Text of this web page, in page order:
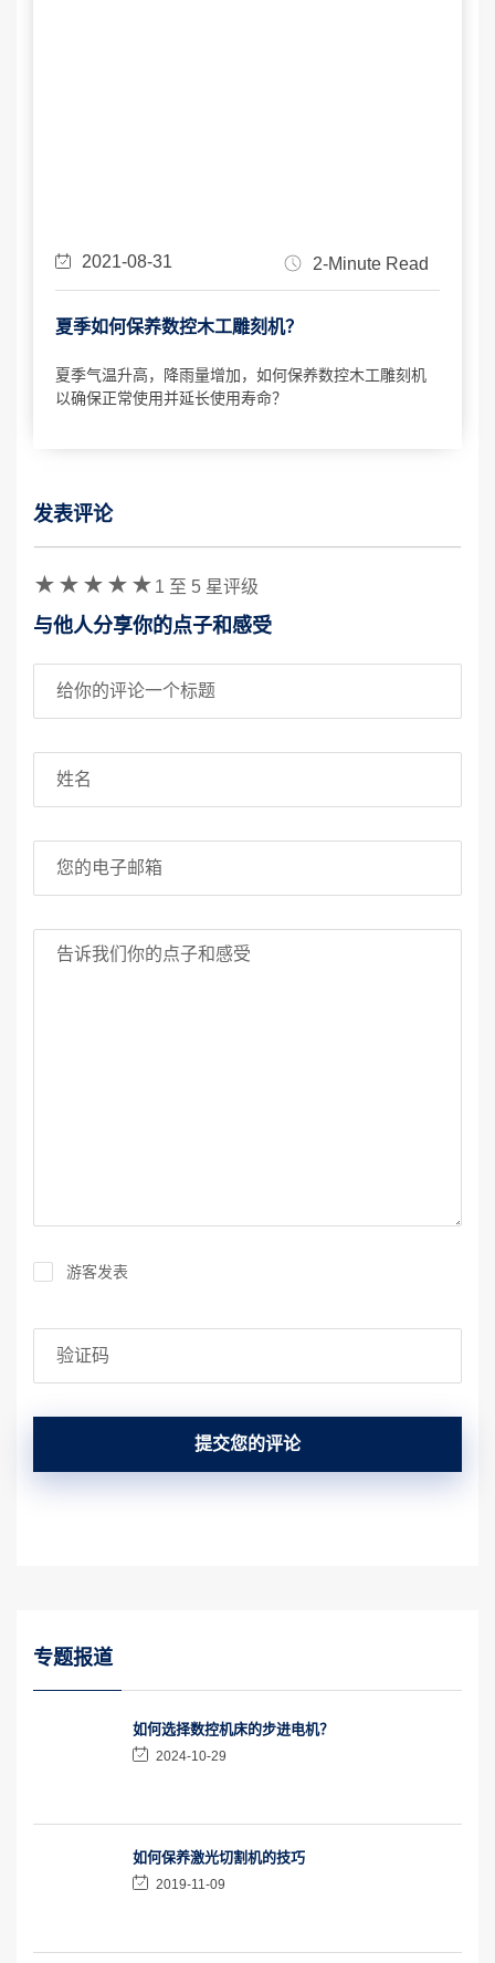
2021-08-31 2-Minute Read
夏季如何保养数控木工雕刻机？
夏季气温升高，降雨量增加，如何保养数控木工雕刻机
以确保正常使用并延长使用寿命？
发表评论
1 至 5 星评级
与他人分享你的点子和感受
游客发表
验证码
提交您的评论
专题报道
如何选择数控机床的步进电机？
2024-10-29
如何保养激光切割机的技巧
2019-11-09